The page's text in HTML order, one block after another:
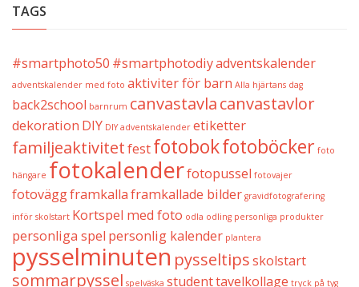
TAGS
#smartphoto50 #smartphotodiyadventskalender
adventskalender med foto aktiviter för barn Alla hjärtans dag
back2school barnrum canvastavlacanvastavlor
dekoration DIY DIY adventskalender etiketter
familjeaktivitetfestfotobokfotoböcker foto
hängare fotokalenderfotopussel fotovajer
fotoväggframkallaframkallade bilder gravidfotografering
inför skolstart Kortspel med foto odla odling personliga produkter
personliga spel personlig kalender plantera
pysselminuten pysseltipsskolstart
sommarpyssel spelväska studenttavelkollage tryck på tyg